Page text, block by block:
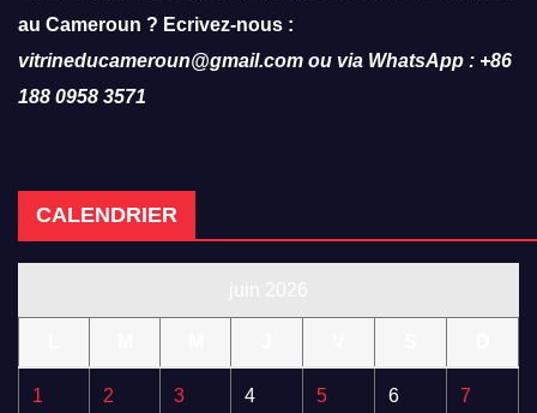
au Cameroun ? Ecrivez-nous :
vitrineducameroun@gmail.com ou via WhatsApp : +86
188 0958 3571
CALENDRIER
1 2 3 4 5 6 7